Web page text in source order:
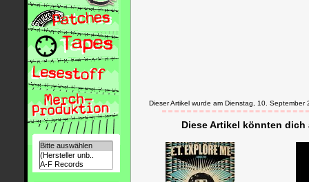
Dieser Artikel wurde am Dienstag, 10.
Diese Artikel könnten